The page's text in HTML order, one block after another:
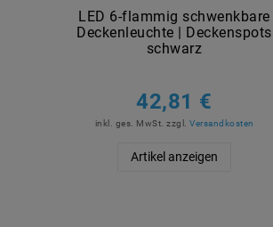
LED 6-flammig schwenkbare
Deckenleuchte | Deckenspots
schwarz
42,81 €
inkl. ges. MwSt. zzgl.Versandkosten
Artikel anzeigen